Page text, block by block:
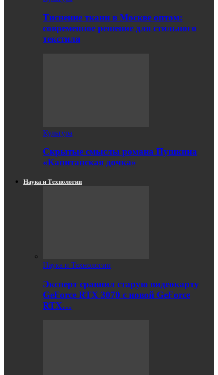
Тиснение ткани в Москве оптом:
современное решение для стильного
текстиля
Культура
Скрытые смыслы романа Пушкина
«Капитанская дочка»
Наука и Технологии
Наука и Технологии
Эксперт сравнил старую видеокарту
GeForce RTX 3070 с новой GeForce
RTX…